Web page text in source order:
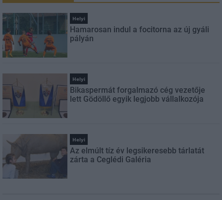
Helyi
Hamarosan indul a focitorna az új gyáli
pályán
Helyi
Bikaspermát forgalmazó cég vezetője
lett Gödöllő egyik legjobb vállalkozója
Helyi
Az elmúlt tíz év legsikeresebb tárlatát
zárta a Ceglédi Galéria